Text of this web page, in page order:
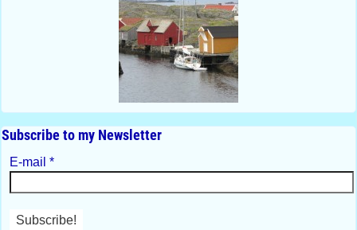
Subscribe to my Newsletter
E-mail *